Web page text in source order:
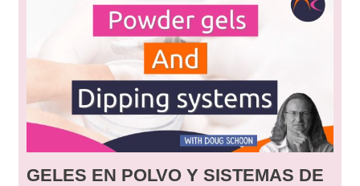
GELES EN POLVO Y SISTEMAS DE